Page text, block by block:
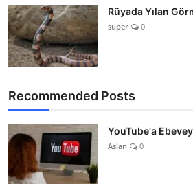
Rüyada Yılan
super 0
Recommended Posts
YouTube'a
Aslan 0